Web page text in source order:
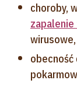
choroby,
wirusowe,
obecność